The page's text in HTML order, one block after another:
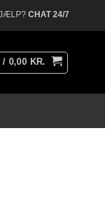
CHAT 24/7
/ 0,00 KR.